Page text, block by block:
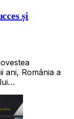
și
ani, România a